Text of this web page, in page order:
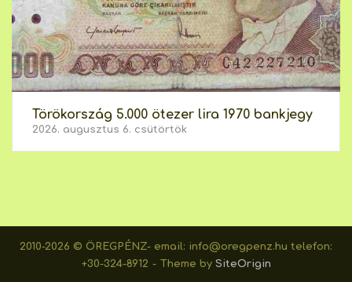
Törökország 5.000 ötezer lira 1970 bankjegy
2026. augusztus 6. csütörtök
2010-2026 © ÖREGPÉNZ- email: info@oregpenz.hu telefon:
+30-324-8912
Theme by SiteOrigin